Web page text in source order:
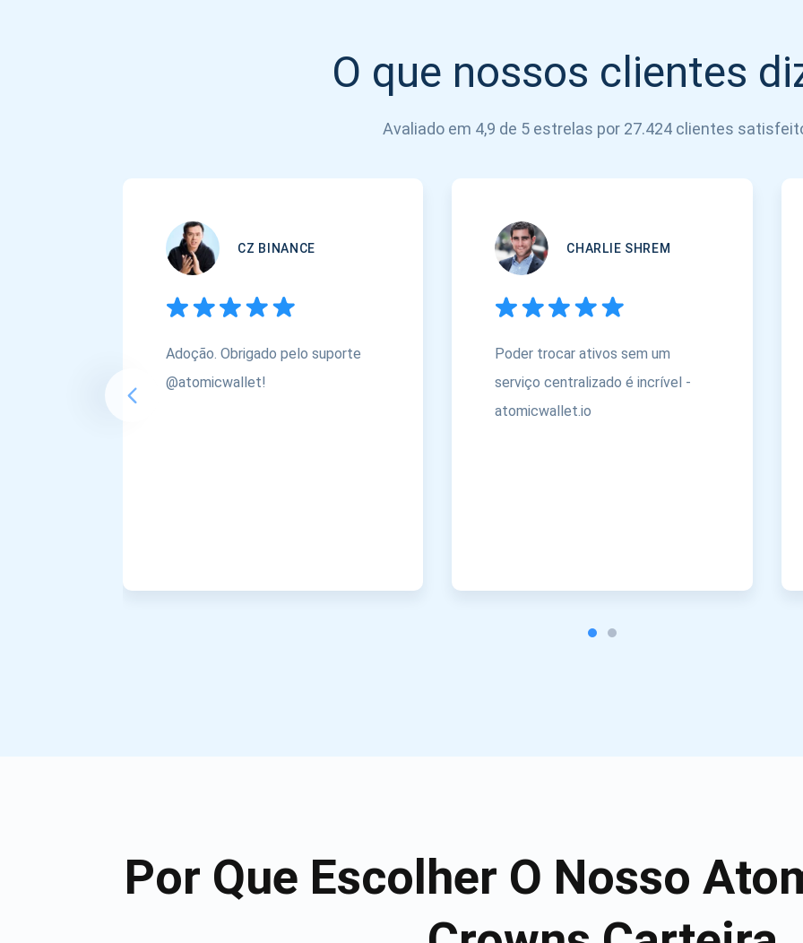
O que nossos clientes
Avaliado em 4,9 de 5 estrelas por 27.424 clientes
CZ BINANCE
Adoção. Obrigado pelo suporte
@atomicwallet!
CHARLIE SHREM
Poder trocar ativos sem um
serviço centralizado é incrível -
atomicwallet.io
Por Que Escolher O Nosso